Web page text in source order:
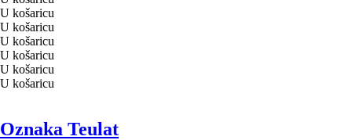
U košaricu
U košaricu
U košaricu
U košaricu
U košaricu
U košaricu
Oznaka Teulat